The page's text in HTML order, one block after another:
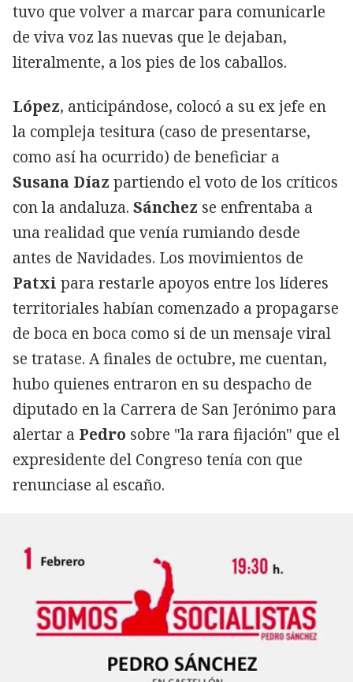
tuvo que volver a marcar para comunicarle
de viva voz las nuevas que le dejaban,
literalmente, a los pies de los caballos.
López, anticipándose, colocó a su ex jefe en
la compleja tesitura (caso de presentarse,
como así ha ocurrido) de beneficiar a
Susana Díaz partiendo el voto de los críticos
con la andaluza. Sánchez se enfrentaba a
una realidad que venía rumiando desde
antes de Navidades. Los movimientos de
Patxi para restarle apoyos entre los líderes
territoriales habían comenzado a propagarse
de boca en boca como si de un mensaje viral
se tratase. A finales de octubre, me cuentan,
hubo quienes entraron en su despacho de
diputado en la Carrera de San Jerónimo para
alertar a Pedro sobre "la rara fijación" que el
expresidente del Congreso tenía con que
renunciase al escaño.